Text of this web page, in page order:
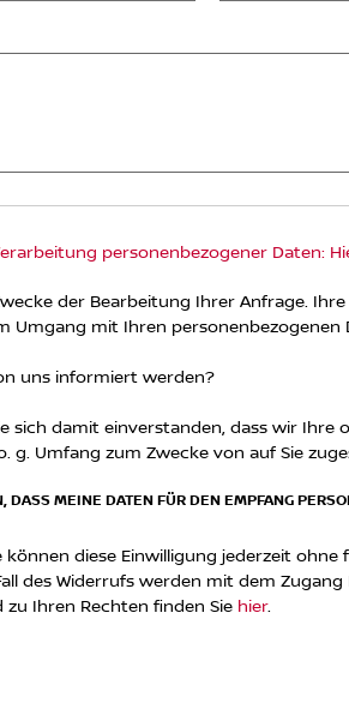
personenbezogener Daten:
der Bearbeitung Ihrer Anfrage.
Umgang mit Ihren personenbezogenen
uns informiert werden?
sich damit einverstanden, dass wir
g. Umfang zum Zwecke von auf Sie
DASS MEINE DATEN FÜR DEN EMPFANG
können diese Einwilligung jederzeit
des Widerrufs werden mit dem
Ihren Rechten finden Sie hier.